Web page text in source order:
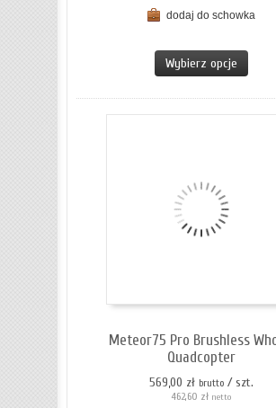
dodaj do schowka
Wybierz opcje
Meteor75 Pro Brushless
Quadcopter
569,00 zł brutto / szt.
462,60 zł netto